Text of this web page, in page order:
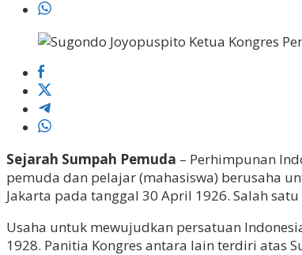
Sejarah Sumpah Pemuda – Perhimpunan
pemuda dan pelajar (mahasiswa) berusaha
Jakarta pada tanggal 30 April 1926. Salah
Usaha untuk mewujudkan persatuan
1928. Panitia Kongres antara Iain terdiri atas